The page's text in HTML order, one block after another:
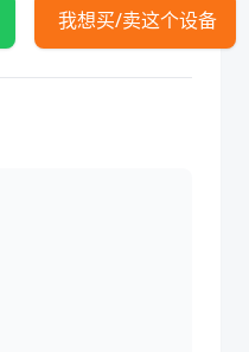
我想买/卖这个设备